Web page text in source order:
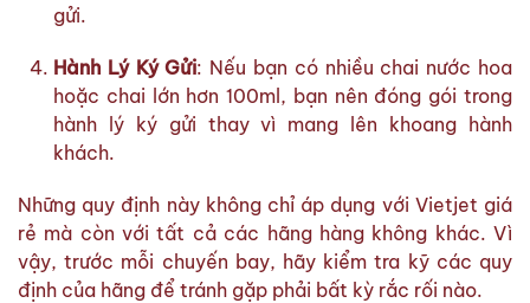
gửi.
Hành Lý Ký Gửi: Nếu bạn có nhiều chai nước hoa
hoặc chai lớn hơn 100ml, bạn nên đóng gói trong
hành lý ký gửi thay vì mang lên khoang hành
khách.
Những quy định này không chỉ áp dụng với Vietjet giá
rẻ mà còn với tất cả các hãng hàng không khác. Vì
vậy, trước mỗi chuyến bay, hãy kiểm tra kỹ các quy
định của hãng để tránh gặp phải bất kỳ rắc rối nào.